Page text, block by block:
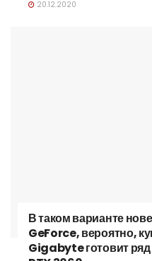
20.12.2020
В таком варианте
GeForce, вероятно,
Gigabyte готовит ряд